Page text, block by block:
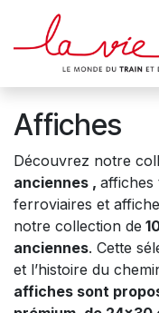
Se rendre au contenu
Affiches
Découvrez notre
anciennes , affiches
ferroviaires et
notre collection de
anciennes. Cette
et l’histoire du
affiches sont